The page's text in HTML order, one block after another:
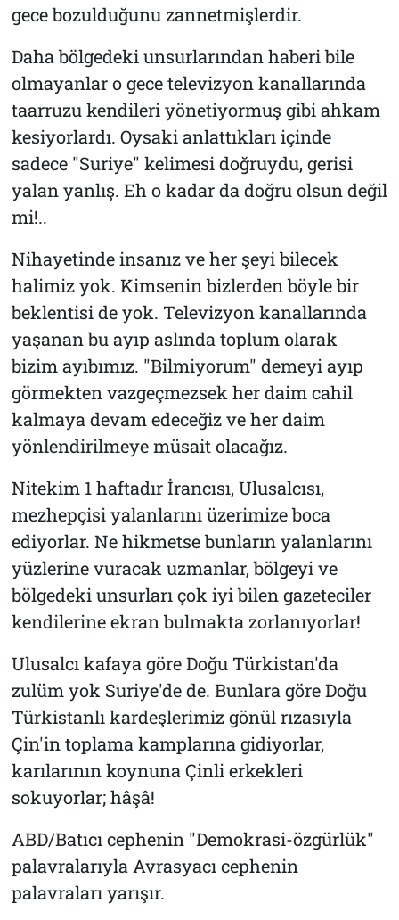
gece bozulduğunu zannetmişlerdir.
Daha bölgedeki unsurlarından haberi bile
olmayanlar o gece televizyon kanallarında
taarruzu kendileri yönetiyormuş gibi ahkam
kesiyorlardı. Oysaki anlattıkları içinde
sadece "Suriye" kelimesi doğruydu, gerisi
yalan yanlış. Eh o kadar da doğru olsun değil
mi!..
Nihayetinde insanız ve her şeyi bilecek
halimiz yok. Kimsenin bizlerden böyle bir
beklentisi de yok. Televizyon kanallarında
yaşanan bu ayıp aslında toplum olarak
bizim ayıbımız. "Bilmiyorum" demeyi ayıp
görmekten vazgeçmezsek her daim cahil
kalmaya devam edeceğiz ve her daim
yönlendirilmeye müsait olacağız.
Nitekim 1 haftadır İrancısı, Ulusalcısı,
mezhepçisi yalanlarını üzerimize boca
ediyorlar. Ne hikmetse bunların yalanlarını
yüzlerine vuracak uzmanlar, bölgeyi ve
bölgedeki unsurları çok iyi bilen gazeteciler
kendilerine ekran bulmakta zorlanıyorlar!
Ulusalcı kafaya göre Doğu Türkistan'da
zulüm yok Suriye'de de. Bunlara göre Doğu
Türkistanlı kardeşlerimiz gönül rızasıyla
Çin'in toplama kamplarına gidiyorlar,
karılarının koynuna Çinli erkekleri
sokuyorlar; hâşâ!
ABD/Batıcı cephenin "Demokrasi-özgürlük"
palavralarıyla Avrasyacı cephenin
palavraları yarışır.